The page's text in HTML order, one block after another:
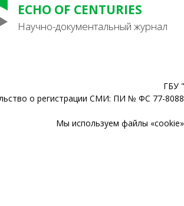
ECHO OF CENTURIES
Научно-документальный журнал
ГБУ
о регистрации СМИ: ПИ № ФС 77-
Мы используем файлы «cookie»